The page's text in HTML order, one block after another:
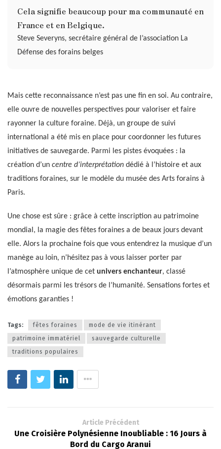
Cela signifie beaucoup pour ma communauté en
France et en Belgique.
Steve Severyns, secrétaire général de l’association La
Défense des forains belges
Mais cette reconnaissance n’est pas une fin en soi. Au contraire,
elle ouvre de nouvelles perspectives pour valoriser et faire
rayonner la culture foraine. Déjà, un groupe de suivi
international a été mis en place pour coordonner les futures
initiatives de sauvegarde. Parmi les pistes évoquées : la
création d’un centre d’interprétation dédié à l’histoire et aux
traditions foraines, sur le modèle du musée des Arts forains à
Paris.
Une chose est sûre : grâce à cette inscription au patrimoine
mondial, la magie des fêtes foraines a de beaux jours devant
elle. Alors la prochaine fois que vous entendrez la musique d’un
manège au loin, n’hésitez pas à vous laisser porter par
l’atmosphère unique de cet univers enchanteur, classé
désormais parmi les trésors de l’humanité. Sensations fortes et
émotions garanties !
Tags: fêtes foraines
mode de vie itinérant
patrimoine immatériel
sauvegarde culturelle
traditions populaires
Article Précédent
Une Croisière Polynésienne Inoubliable : 16 Jours à
Bord du Cargo Aranui